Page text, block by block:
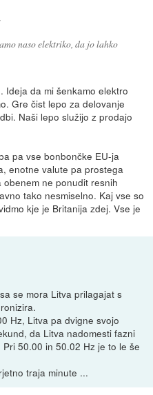
naso elektriko, da jo lahko
da mi šenkamo elektro
Gre čist lepo za delovanje
Naši lepo služijo z prodajo
pa vse bonbončke EU-ja
enotne valute pa prostega
ne ponudit resnih
tako nesmiselno. Kaj vse so
kje je Britanija zdej. Vse je
se mora Litva prilagajat s
Hz, Litva pa dvigne svojo
da Litva nadomesti fazni
50.00 in 50.02 Hz je to le še
traja minute ...